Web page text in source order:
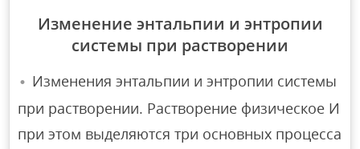
Изменение энтальпии и энтропии
системы при растворении
Изменения энтальпии и энтропии системы
при растворении. Растворение физическое И
при этом выделяются три основных процесса